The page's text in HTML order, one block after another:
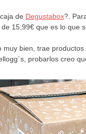
de Degustabox?.
15,99€ que es lo que
muy bien, trae
probarlos creo